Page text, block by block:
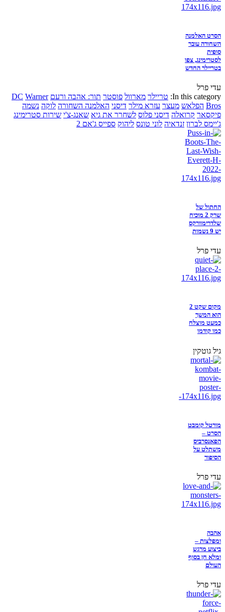
הסרט האלמנה
השחורה עובר
סופית
לסטרימינג, צפו
בטריילר החדש
עדי פרל
In this category: טריילר מארוול פוסטר תור: אהבה ורעם DC Warner
Bros הפלאש מעצר עזרא מילר דיסני האלמנה השחורה לוקה נשמה
פיקסאר קרואלה דיסני פלוס לשחרר את גיא שאנג-צ'י שירות סטרימינג
ג'יימס לברון זנדאיה לוני טונס ליהוק ספייס ג'אם 2
החתול של
שרק 2 מוכיח
שלדרימוורקס
יש 9 נשמות
עדי פרל
מקום שקט 2
הוא המשך
כמעט מוצלח
כמו קודמו
גיל גוטקין
מורטל קומבט
הסרט –
הפאנסרביס
משתלט על
הסיפור
עדי פרל
אהבה
ומפלצות –
ביצוע מרגש
ומלא חן בסוף
העולם
עדי פרל